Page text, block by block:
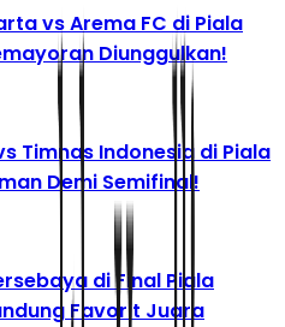
vs Arema FC di Piala
Diunggulkan!
Timnas Indonesia di Piala
Demi Semifinal!
di Final Piala
Favorit Juara